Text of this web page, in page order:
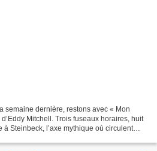
semaine dernière, restons avec « Mon
Mitchell. Trois fuseaux horaires, huit
à Steinbeck, l’axe mythique où circulent